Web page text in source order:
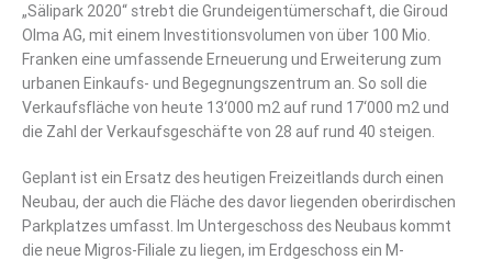
„Sälipark 2020“ strebt die Grundeigentümerschaft, die Giroud
Olma AG, mit einem Investitionsvolumen von über 100 Mio.
Franken eine umfassende Erneuerung und Erweiterung zum
urbanen Einkaufs- und Begegnungszentrum an. So soll die
Verkaufsfläche von heute 13‘000 m2 auf rund 17‘000 m2 und
die Zahl der Verkaufsgeschäfte von 28 auf rund 40 steigen.
Geplant ist ein Ersatz des heutigen Freizeitlands durch einen
Neubau, der auch die Fläche des davor liegenden oberirdischen
Parkplatzes umfasst. Im Untergeschoss des Neubaus kommt
die neue Migros-Filiale zu liegen, im Erdgeschoss ein M-